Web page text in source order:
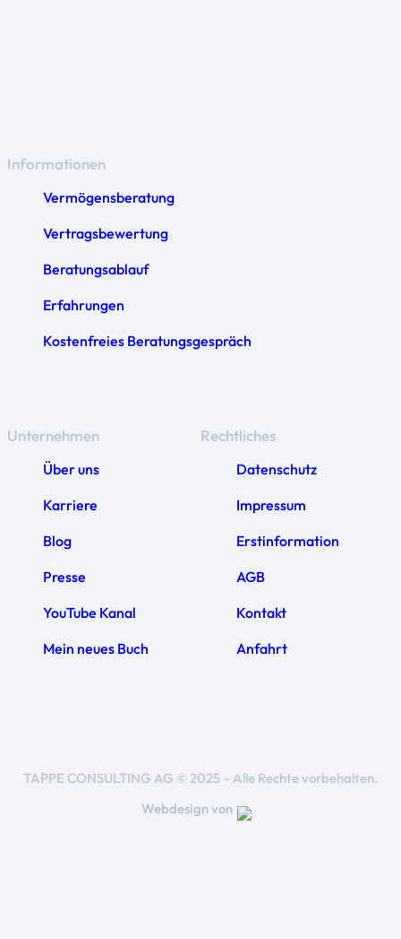
Informationen
Vermögensberatung
Vertragsbewertung
Beratungsablauf
Erfahrungen
Kostenfreies Beratungsgespräch
Unternehmen
Über uns
Karriere
Blog
Presse
YouTube Kanal
Mein neues Buch
Rechtliches
Datenschutz
Impressum
Erstinformation
AGB
Kontakt
Anfahrt
TAPPE CONSULTING AG © 2025 – Alle Rechte vorbehalten.
Webdesign von